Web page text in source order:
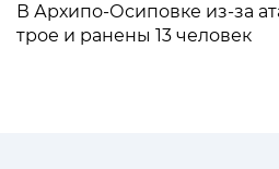
В Архипо-Осиповке из-за
трое и ранены 13 человек